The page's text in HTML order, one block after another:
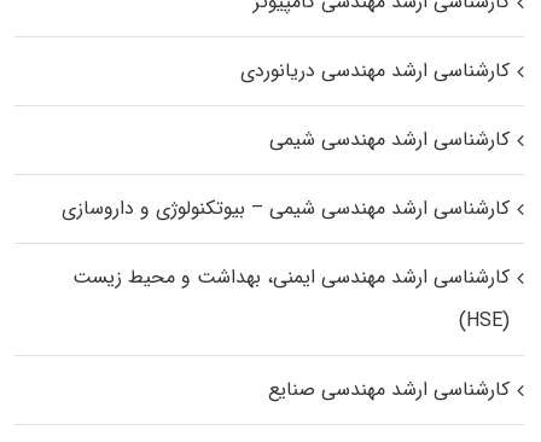
کارشناسی ارشد مهندسی دریانوردی
کارشناسی ارشد مهندسی شیمی
کارشناسی ارشد مهندسی شیمی – بیوتکنولوژی و داروسازی
کارشناسی ارشد مهندسی ایمنی، بهداشت و محیط زیست
(HSE)
کارشناسی ارشد مهندسی صنایع